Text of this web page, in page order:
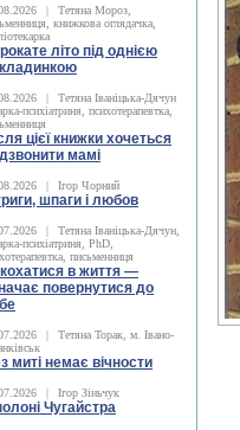
|
Тетяна Мороз,
книжкова оглядачка,
літо під однією
|
Тетяна Іваніцька-Дячун
психіатриня, психотерапевтка,
цієї книжки хочеться
мамі
| Ігор Чорний
шпаги і любов
|
Тетяна Іваніцька-Дячун,
психіатриня, PhD,
письменниця
в життя —
повернутися до
|
Тетяна Торак, м. Івано-
миті немає вічности
| Ігор Зіньчук
Чугайстра